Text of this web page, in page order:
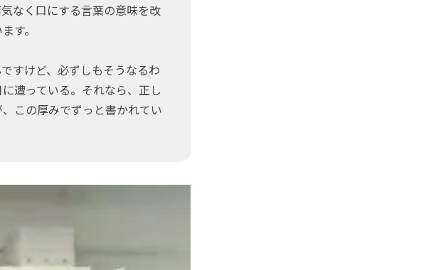
なく口にする言葉の意味を改
す。
すけど、必ずしもそうなるわ
遭っている。それなら、正し
この厚みでずっと書かれてい